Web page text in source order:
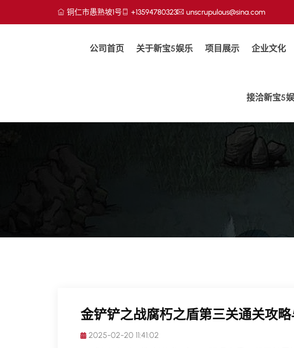
铜仁市愚熟坡1号 +13594780323 unscrupulous@sina.com
公司首页 关于新宝5娱乐 项目展示 企业文化
接洽新宝5
金铲铲之战腐朽之盾第三关通关攻
2025-02-20 11:41:02